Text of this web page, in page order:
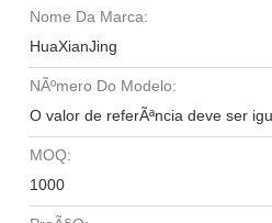
Nome Da Marca:
HuaXianJing
NÃºmero Do Modelo:
O valor de referÃªncia deve ser
MOQ:
1000